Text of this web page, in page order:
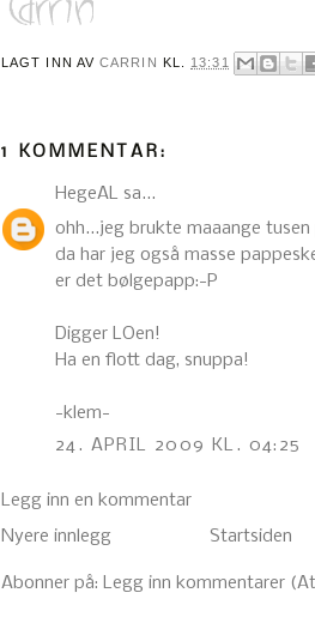
LAGT INN AVCARRIN KL. 13:31
1 KOMMENTAR:
HegeAL sa...
ohh...jeg brukte maaange
da har jeg også masse
er det bølgepapp:-P
Digger LOen!
Ha en flott dag, snuppa!
-klem-
24. APRIL 2009 KL. 04:25
Legg inn en kommentar
Nyere innlegg
Startsiden
Abonner på: Legg inn kommentarer